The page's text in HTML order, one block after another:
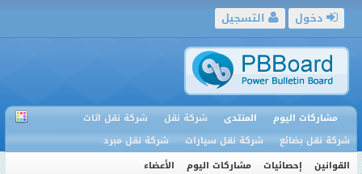
التسجيل دخول
مشاركات اليوم المنتدى شركة نقل
شركة نقل اثاث
شركة نقل بضائع
شركة نقل سيارات
شركة نقل مبرد
القوانين
إحصائيات مشاركات اليوم الأعضاء